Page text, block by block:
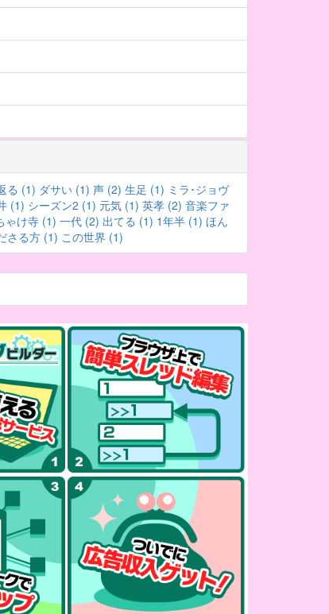
る (1) ダサい (1) 声 (2) 生足 (1) ミラ･ジョヴ
(1) シーズン2 (1) 元気 (1) 英孝 (2) 音楽ファ
ゃけ寺 (1) 一代 (2) 出てる (1) 1年半 (1) ほん
さる方 (1) この世界 (1)